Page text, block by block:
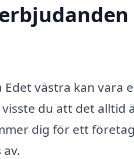
västra kan vara
du att det
dig för ett